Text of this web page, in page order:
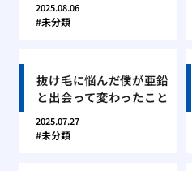
2025.08.06
未分類
抜け毛に悩んだ僕が亜鉛
と出会って変わったこと
2025.07.27
未分類